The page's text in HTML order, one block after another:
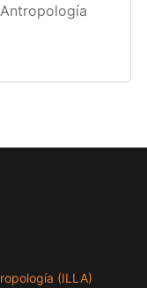
(ILLA)